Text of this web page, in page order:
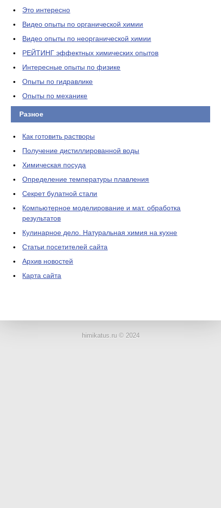
Это интересно
Видео опыты по органической химии
Видео опыты по неорганической химии
РЕЙТИНГ эффектных химических опытов
Интересные опыты по физике
Опыты по гидравлике
Опыты по механике
Разное
Как готовить растворы
Получение дистиллированной воды
Химическая посуда
Определение температуры плавления
Секрет булатной стали
Компьютерное моделирование и мат. обработка
результатов
Кулинарное дело. Натуральная химия на кухне
Статьи посетителей сайта
Архив новостей
Карта сайта
himikatus.ru © 2024